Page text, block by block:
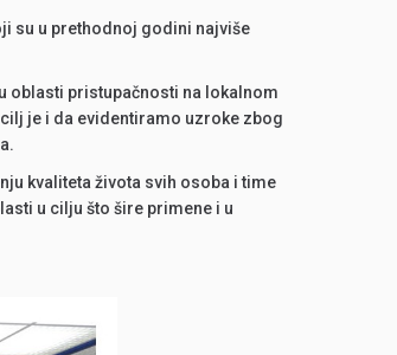
su u prethodnoj godini najviše
oblasti pristupačnosti na lokalnom
je i da evidentiramo uzroke zbog
kvaliteta života svih osoba i time
u cilju što šire primene i u